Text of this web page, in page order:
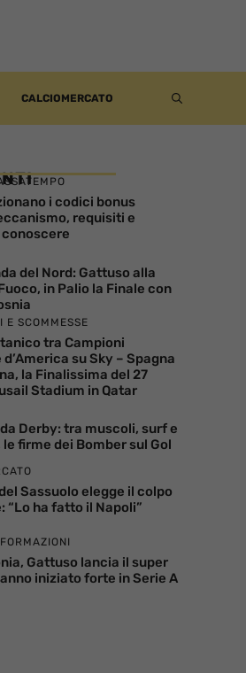
CALCIOMERCATO
i codici bonus
requisiti e
del Nord: Gattuso alla
in Palio la Finale con
E SCOMMESSE
tra Campioni
d’America su Sky – Spagna
la Finalissima del 27
Stadium in Qatar
Derby: tra muscoli, surf e
firme dei Bomber sul Gol
Sassuolo elegge il colpo
“Lo ha fatto il Napoli”
Gattuso lancia il super
iniziato forte in Serie A